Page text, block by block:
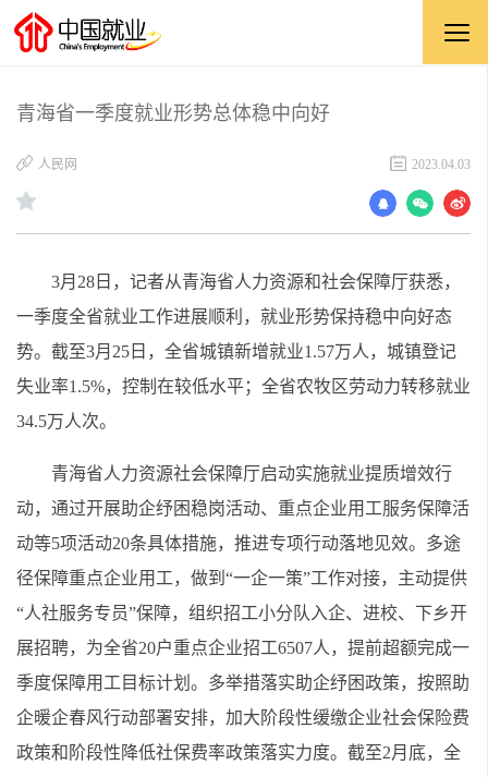
青海省一季度就业形势总体稳中向好
人民网 2023.04.03
3月28日，记者从青海省人力资源和社会保障厅获悉，
一季度全省就业工作进展顺利，就业形势保持稳中向好态
势。截至3月25日，全省城镇新增就业1.57万人，城镇登记
失业率1.5%，控制在较低水平；全省农牧区劳动力转移就业
34.5万人次。
青海省人力资源社会保障厅启动实施就业提质增效行
动，通过开展助企纾困稳岗活动、重点企业用工服务保障活
动等5项活动20条具体措施，推进专项行动落地见效。多途
径保障重点企业用工，做到“一企一策”工作对接，主动提供
“人社服务专员”保障，组织招工小分队入企、进校、下乡开
展招聘，为全省20户重点企业招工6507人，提前超额完成一
季度保障用工目标计划。多举措落实助企纾困政策，按照助
企暖企春风行动部署安排，加大阶段性缓缴企业社会保险费
政策和阶段性降低社保费率政策落实力度。截至2月底，全